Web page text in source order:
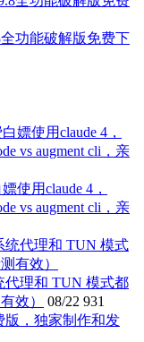
功能破解版免费下
使用claude 4，
vs augment cli，亲
代理和 TUN 模式都
效）
08/22 931